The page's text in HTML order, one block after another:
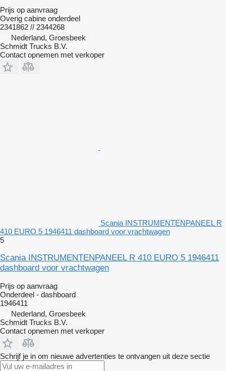
Prijs op aanvraag
Overig cabine onderdeel
2341862 // 2344268
Nederland, Groesbeek
Schmidt Trucks B.V.
Contact opnemen met verkoper
Scania INSTRUMENTENPANEEL R
410 EURO 5 1946411 dashboard voor vrachtwagen
5
Scania INSTRUMENTENPANEEL R 410 EURO 5 1946411
dashboard voor vrachtwagen
Prijs op aanvraag
Onderdeel - dashboard
1946411
Nederland, Groesbeek
Schmidt Trucks B.V.
Contact opnemen met verkoper
Schrijf je in om nieuwe advertenties te ontvangen uit deze sectie